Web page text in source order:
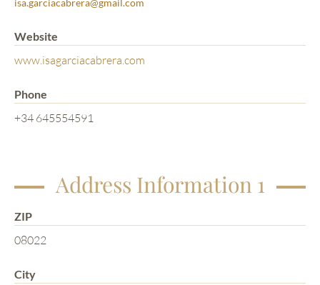
isa.garciacabrera@gmail.com
Website
www.isagarciacabrera.com
Phone
+34 645554591
Address Information 1
ZIP
08022
City